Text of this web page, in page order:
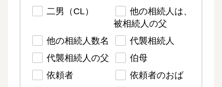
二男（CL）
他の相続人は、
被相続人の父
他の相続人数名
代襲相続人
代襲相続人の父
伯母
依頼者
依頼者のおば